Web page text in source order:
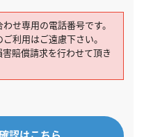
せ専用の電話番号です。
利用はご遠慮下さい。
賠償請求を行わせて頂き
認はこちら